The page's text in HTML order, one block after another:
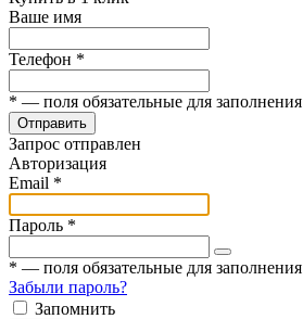
Ваше имя
Телефон *
* — поля обязательные для заполнения
Отправить
Запрос отправлен
Авторизация
Email *
Пароль *
* — поля обязательные для заполнения
Забыли пароль?
Запомнить